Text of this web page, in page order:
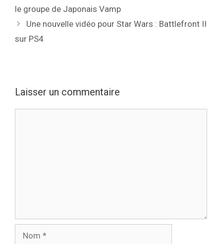
le groupe de Japonais Vamp
Une nouvelle vidéo pour Star Wars : Battlefront II
sur PS4
Laisser un commentaire